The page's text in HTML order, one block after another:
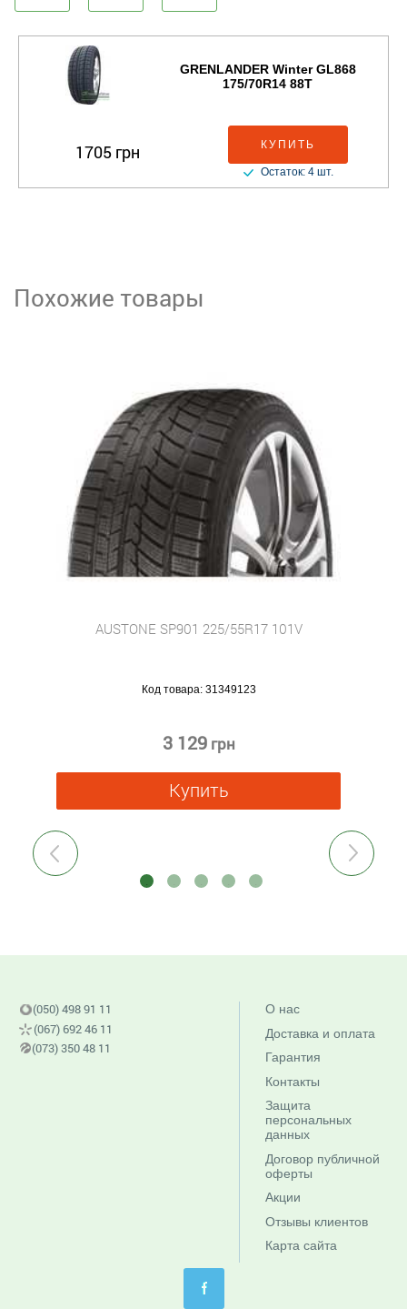
GRENLANDER Winter GL868
175/70R14 88T
1705 грн КУПИТЬ
Остаток: 4 шт.
Похожие товары
Previous
AUSTONE SP901 225/55R17 101V
Код товара: 31349123
3 129 грн
Купить
Next
(050) 498 91 11
(067) 692 46 11
(073) 350 48 11
О нас
Доставка и оплата
Гарантия
Контакты
Защита
персональных
данных
Договор публичной
оферты
Акции
Отзывы клиентов
Карта сайта